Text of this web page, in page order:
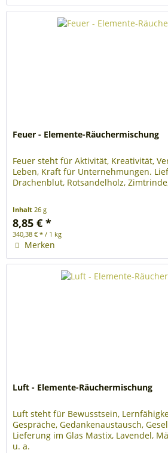
Feuer - Elemente-Räuchermischung
Feuer steht für Aktivität, Kreativität,
Leben, Kraft für Unternehmungen.
Drachenblut, Rotsandelholz,
Inhalt 26 g
8,85 € *
340,38 € * / 1 kg
Merken
Luft - Elemente-Räuchermischung
Luft steht für Bewusstsein,
Gespräche, Gedankenaustausch,
Lieferung im Glas Mastix, Lavendel,
u. a.